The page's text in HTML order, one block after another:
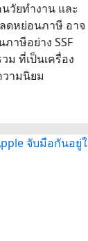
วัยทำงาน และ
ดหย่อนภาษี อาจ
าษีอย่าง SSF
ม ที่เป็นเครื่อง
ามนิยม